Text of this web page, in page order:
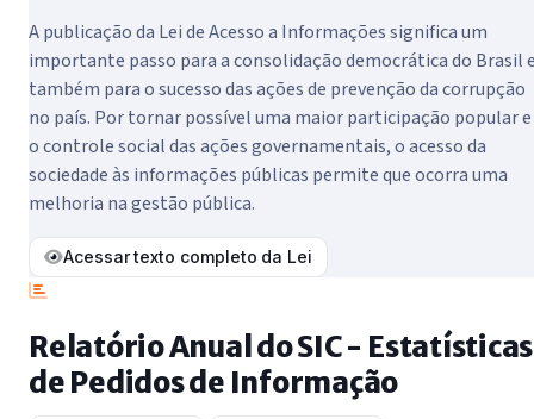
A publicação da Lei de Acesso a Informações significa um
importante passo para a consolidação democrática do Brasil
também para o sucesso das ações de prevenção da corrupção
no país. Por tornar possível uma maior participação popular e
o controle social das ações governamentais, o acesso da
sociedade às informações públicas permite que ocorra uma
melhoria na gestão pública.
Acessar texto completo da Lei
Relatório Anual do SIC - Estatísticas
de Pedidos de Informação